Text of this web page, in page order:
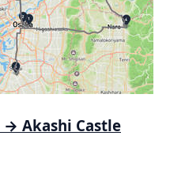
→ Akashi Castle